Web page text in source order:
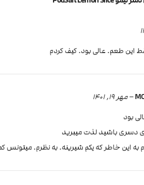
این طعم. عالی بود. کیف کردم
– مهر 19, 1401
بود
دسری باشید لذت میبرید